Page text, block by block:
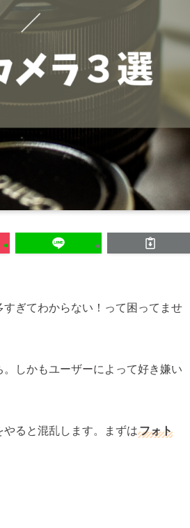
ぎてわからない！って困ってませ
しかもユーザーによって好き嫌い
ると混乱します。まずはフォト